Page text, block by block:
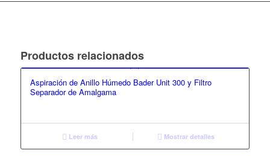
Productos relacionados
Aspiración de Anillo Húmedo Bader Unit 300 y Filtro
Separador de Amalgama
Leer más Mostrar detalles